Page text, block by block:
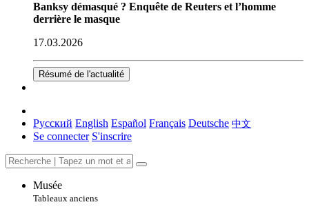
Banksy démasqué ? Enquête de Reuters et l’homme
derrière le masque
17.03.2026
Résumé de l'actualité
Русский English Español Français Deutsche 中文
Se connecter S'inscrire
Musée
Tableaux anciens